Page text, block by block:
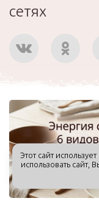
сетях
Этот сайт
использовать сайт,